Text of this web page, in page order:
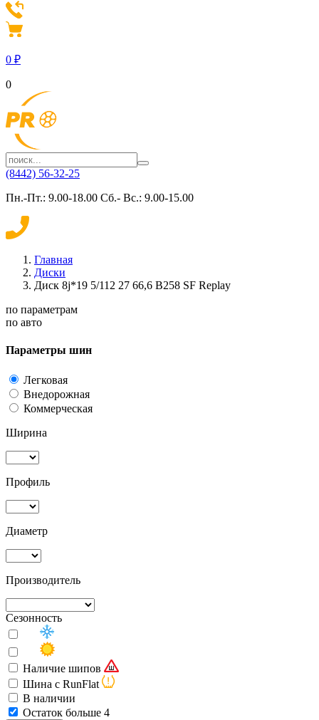
0 ₽
0
(8442) 56-32-25
Пн.-Пт.: 9.00-18.00 Сб.- Вс.: 9.00-15.00
Главная
Диски
Диск 8j*19 5/112 27 66,6 B258 SF Replay
по параметрам
по авто
Параметры шин
Легковая
Внедорожная
Коммерческая
Ширина
Профиль
Диаметр
Производитель
Сезонность
Наличие шипов
Шина с RunFlat
В наличии
Остаток больше 4